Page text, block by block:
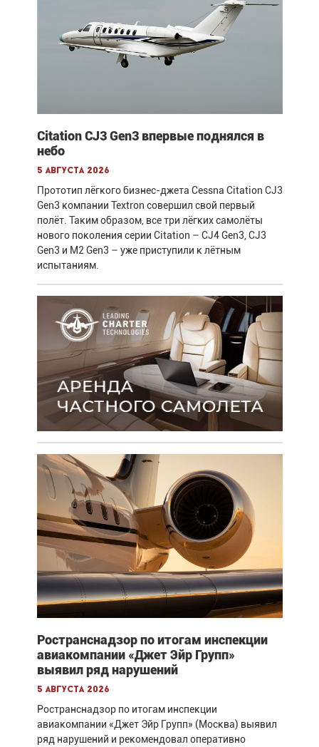
Citation CJ3 Gen3 впервые поднялся в
небо
5 августа 2026
Прототип лёгкого бизнес-джета Cessna Citation CJ3
Gen3 компании Textron совершил свой первый
полёт. Таким образом, все три лёгких самолёты
нового поколения серии Citation – CJ4 Gen3, CJ3
Gen3 и M2 Gen3 – уже приступили к лётным
испытаниям.
Ространснадзор по итогам инспекции
авиакомпании «Джет Эйр Групп»
выявил ряд нарушений
5 августа 2026
Ространснадзор по итогам инспекции
авиакомпании «Джет Эйр Групп» (Москва) выявил
ряд нарушений и рекомендовал оперативно